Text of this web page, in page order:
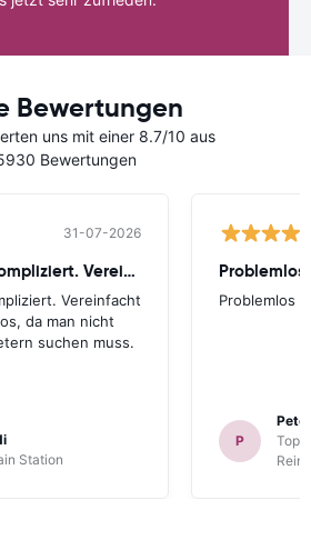
Bewertungen
uns mit einer 8.7/10 aus
Bewertungen
31-07-2026
Sehr gut und unkompliziert. Vereinfacht
Vereinfacht
da man nicht
suchen muss.
Station
Problemlos
Problemlos
P